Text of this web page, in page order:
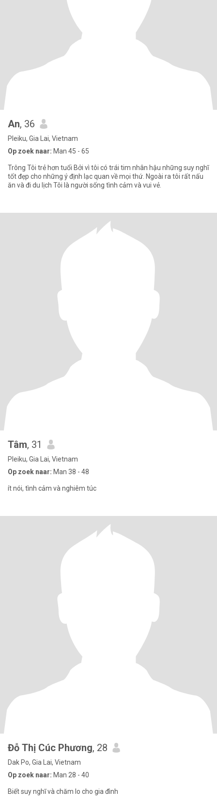
An, 36
Pleiku, Gia Lai, Vietnam
Op zoek naar: Man 45 - 65
Trông Tôi trẻ hơn tuổi Bởi vì tôi có trái tim nhân hậu những suy nghĩ
tốt đẹp cho những ý định lạc quan về mọi thứ. Ngoài ra tôi rất nấu
ăn và đi du lịch Tôi là người sống tình cảm và vui vẻ.
Tâm, 31
Pleiku, Gia Lai, Vietnam
Op zoek naar: Man 38 - 48
ít nói, tình cảm và nghiêm túc
Đỗ Thị Cúc Phương, 28
Dak Po, Gia Lai, Vietnam
Op zoek naar: Man 28 - 40
Biết suy nghĩ và chăm lo cho gia đình